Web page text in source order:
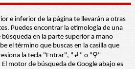
e inferior de la página te llevarán a otras
Puedes encontrar la etimología de una
en la parte superior a mano
el término que buscas en la casilla que
la tecla "Entrar", "↲" o "⚲"
motor de búsqueda de Google abajo es